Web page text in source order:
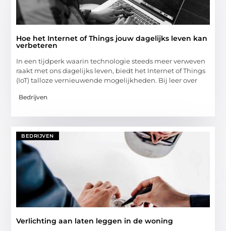
Hoe het Internet of Things jouw dagelijks leven kan
verbeteren
In een tijdperk waarin technologie steeds meer verweven
raakt met ons dagelijks leven, biedt het Internet of Things
(IoT) talloze vernieuwende mogelijkheden. Bij leer over
Bedrijven
BEDRIJVEN
Verlichting aan laten leggen in de woning